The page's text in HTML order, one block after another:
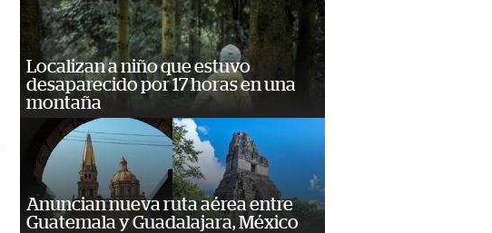
Localizan a niño que estuvo
desaparecido por 17 horas en una
montaña
Anuncian nueva ruta aérea entre
Guatemala y Guadalajara, México